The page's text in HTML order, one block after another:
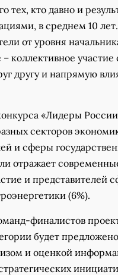
тех, кто давно и
в среднем 10
от уровня
коллективное
другу и напрямую
«Лидеры
секторов
и сферы
отражает
и представителей
(6%).
финалистов
будет
и оценкой